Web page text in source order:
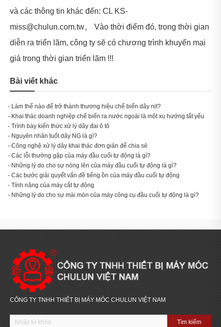
và các thông tin khác đến: CL KS-
miss@chulun.com.tw。 Vào thời điểm đó, trong thời gian
diễn ra triển lãm, công ty sẽ có chương trình khuyến mại
giá trong thời gian triển lãm !!!
Bài viết khác
- Làm thế nào để trở thành thương hiệu chế biến dây nịt?
- Khai thác doanh nghiệp chế biến ra nước ngoài là một xu hướng tất yếu
- Trình bày kiến thức xử lý dây đai ô tô
- Nguyên nhân tuốt dây NG là gì?
- Công nghệ xử lý dây khai thác đơn giản để chia sẻ
- Các lỗi thường gặp của máy đầu cuối tự động là gì?
- Những lý do cho sự nóng lên của máy đầu cuối tự động là gì?
- Các bước giải quyết vấn đề tiếng ồn của máy đầu cuối tự động
- Tính năng của máy cắt tự động
- Những lý do cho sự mài mòn của máy công cụ đầu cuối tự động là gì?
CÔNG TY TNHH THIẾT BỊ MÁY MÓC CHULUN VIỆT NAM